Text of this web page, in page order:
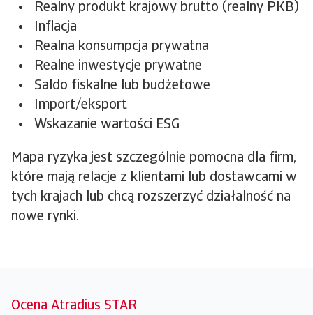
Realny produkt krajowy brutto (realny PKB)
Inflacja
Realna konsumpcja prywatna
Realne inwestycje prywatne
Saldo fiskalne lub budżetowe
Import/eksport
Wskazanie wartości ESG
Mapa ryzyka jest szczególnie pomocna dla firm,
które mają relacje z klientami lub dostawcami w
tych krajach lub chcą rozszerzyć działalność na
nowe rynki.
Ocena Atradius STAR